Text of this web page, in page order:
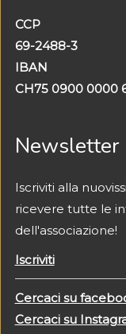
CCP
69-2488-3
IBAN
CH75 0900 0000
Newsletter
Iscriviti alla
ricevere tutte le
dell'associazione!
Iscriviti
Cercaci su
Cercaci su